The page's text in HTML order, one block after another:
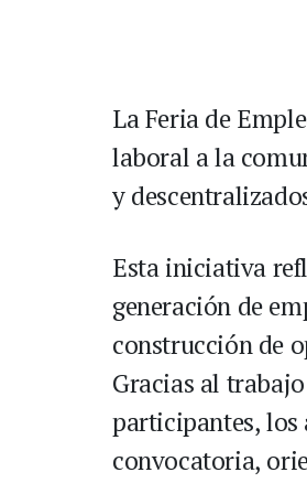
La Feria de
laboral a la
y
Esta iniciativa
generación de
construcción de
Gracias al
participantes, los
convocatoria,